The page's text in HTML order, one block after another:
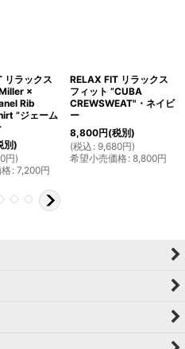
リラックス
×
Rib
”ジェーム
別)
円)
: 7,200円
RELAX FIT リラックス
フィット ”CUBA
CREWSWEAT"・ネイビ
ー
8,800円(税別)
(税込 : 9,680円)
希望小売価格: 8,800円